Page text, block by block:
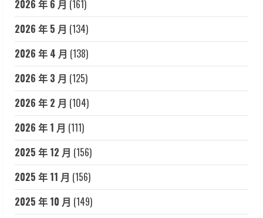
2026 年 6 月 (161)
2026 年 5 月 (134)
2026 年 4 月 (138)
2026 年 3 月 (125)
2026 年 2 月 (104)
2026 年 1 月 (111)
2025 年 12 月 (156)
2025 年 11 月 (156)
2025 年 10 月 (149)